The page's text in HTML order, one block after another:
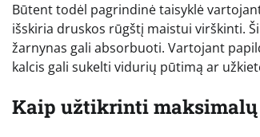
Būtent todėl pagrindinė taisyklė
išskiria druskos rūgštį maistui virškinti.
žarnynas gali absorbuoti. Vartojant
kalcis gali sukelti vidurių pūtimą ar
Kaip užtikrinti